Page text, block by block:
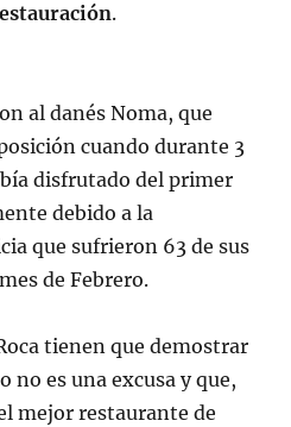
.
al danés Noma, que
cuando durante 3
disfrutado del primer
debido a la
que sufrieron 63 de sus
de Febrero.
tienen que demostrar
no es una excusa y que,
mejor restaurante de